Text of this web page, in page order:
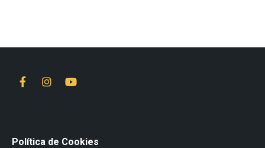
Política de Cookies